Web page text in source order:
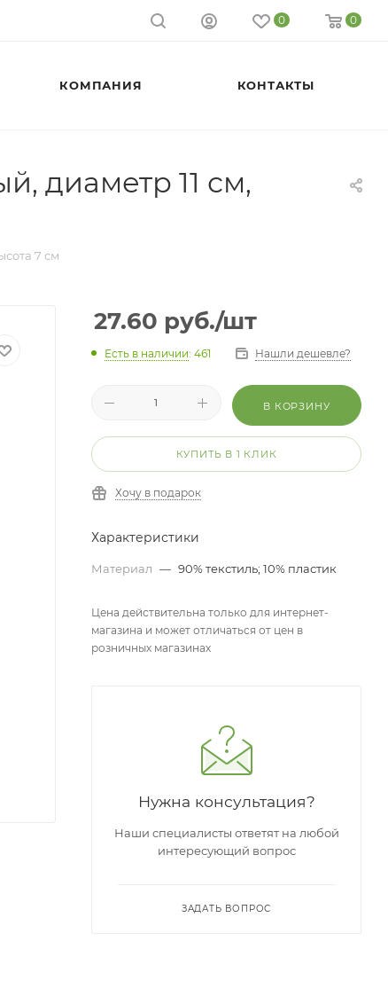
0 0
КОМПАНИЯ КОНТАКТЫ
диаметр 11 см,
7 см
27.60 руб./шт
Есть в наличии: 461 Нашли дешевле?
В КОРЗИНУ
КУПИТЬ В 1 КЛИК
Хочу в подарок
Характеристики
Материал — 90% текстиль; 10% пластик
Цена действительна только для интернет-
магазина и может отличаться от цен в
розничных магазинах
Нужна консультация?
Наши специалисты ответят на любой
интересующий вопрос
ЗАДАТЬ ВОПРОС